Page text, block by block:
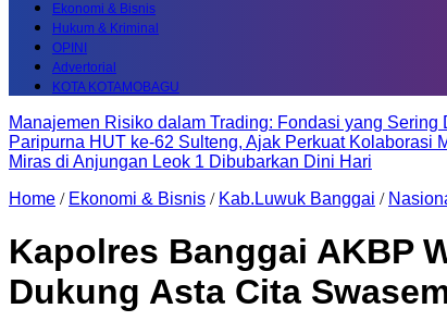
Ekonomi & Bisnis
Hukum & Kriminal
OPINI
Advertorial
KOTA KOTAMOBAGU
Manajemen Risiko dalam Trading: Fondasi yang Sering
Paripurna HUT ke-62 Sulteng, Ajak Perkuat Kolaborasi
Miras di Anjungan Leok 1 Dibubarkan Dini Hari
Home / Ekonomi & Bisnis / Kab.Luwuk Banggai /
Kapolres Banggai AKBP
Dukung Asta Cita